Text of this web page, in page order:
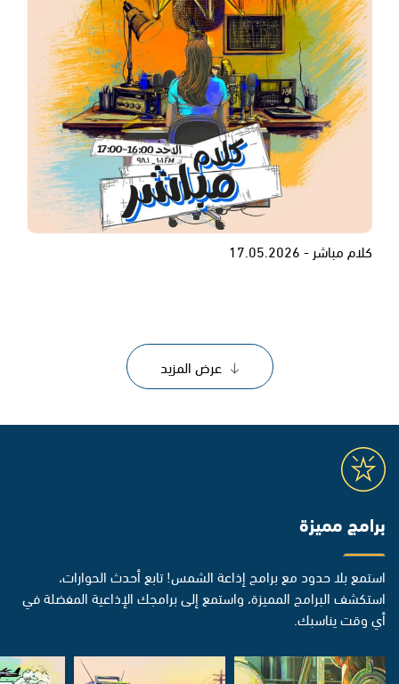
كلام مباشر - 17.05.2026
عرض المزيد
برامج مميزة
استمع بلا حدود مع برامج إذاعة الشمس! تابع أحدث الحوارات،
استكشف البرامج المميزة، واستمع إلى برامجك الإذاعية المفضلة في
أي وقت يناسبك.